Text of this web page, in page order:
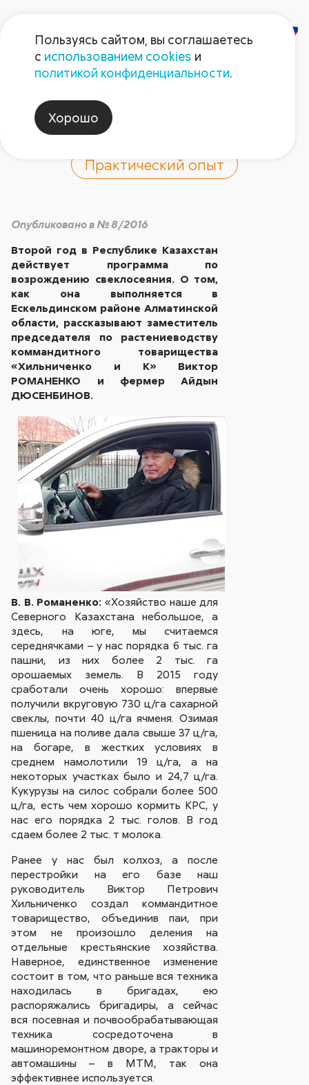
Казахстанскому
сахару быть!
Практический опыт
Опубликовано в № 8/2016
Второй год в Республике Казахстан
действует программа по
возрождению свеклосеяния. О том,
как она выполняется в
Ескельдинском районе Алматинской
области, рассказывают заместитель
председателя по растениеводству
коммандитного товарищества
«Хильниченко и К» Виктор
РОМАНЕНКО и фермер Айдын
ДЮСЕНБИНОВ.
В. В. Романенко: «Хозяйство наше для
Северного Казахстана небольшое, а
здесь, на юге, мы считаемся
середнячками – у нас порядка 6 тыс. га
пашни, из них более 2 тыс. га
орошаемых земель. В 2015 году
сработали очень хорошо: впервые
получили вкруговую 730 ц/га сахарной
свеклы, почти 40 ц/га ячменя. Озимая
пшеница на поливе дала свыше 37 ц/га,
на богаре, в жестких условиях в
среднем намолотили 19 ц/га, а на
некоторых участках было и 24,7 ц/га.
Кукурузы на силос собрали более 500
ц/га, есть чем хорошо кормить КРС, у
нас его порядка 2 тыс. голов. В год
сдаем более 2 тыс. т молока.
Ранее у нас был колхоз, а после
перестройки на его базе наш
руководитель Виктор Петрович
Хильниченко создал коммандитное
товарищество, объединив паи, при
этом не произошло деления на
отдельные крестьянские хозяйства.
Наверное, единственное изменение
состоит в том, что раньше вся техника
находилась в бригадах, ею
распоряжались бригадиры, а сейчас
вся посевная и почвообрабатывающая
техника сосредоточена в
машиноремонтном дворе, а тракторы и
автомашины – в МТМ, так она
эффективнее используется.
Пользуясь сайтом, вы соглашаетесь
с использованием cookies и
политикой конфиденциальности.
Хорошо